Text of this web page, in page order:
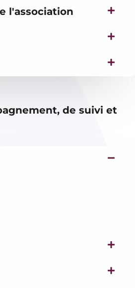
l'association
de suivi et